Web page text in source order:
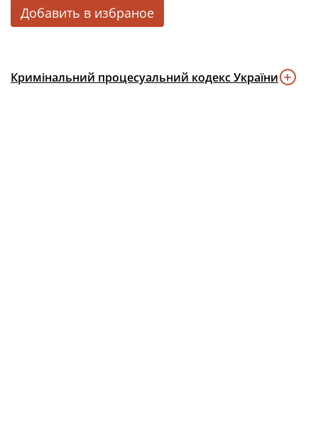
Добавить в избраное
Кримінальний процесуальний кодекс України